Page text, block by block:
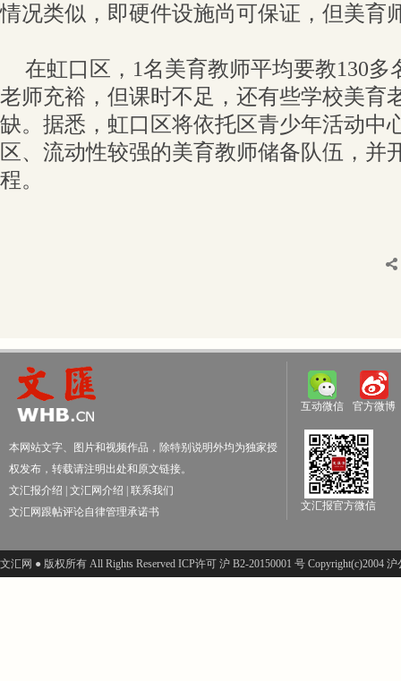
情况类似，即硬件设施尚可保证，但美育
在虹口区，1名美育教师平均要教130
老师充裕，但课时不足，还有些学校美育
缺。据悉，虹口区将依托区青少年活动中
区、流动性较强的美育教师储备队伍，并
程。
本网站文字、图片和视频作品，除特别说明外均为独家授
权发布，转载请注明出处和原文链接。
文汇报介绍
文汇网介绍
联系我们
文汇网跟帖评论自律管理承诺书
互动微信 官方微博
文汇报官方微信
文汇网 ● 版权所有 All Rights Reserved ICP许可 沪 B2-20150001 号 Copyright(c)2004